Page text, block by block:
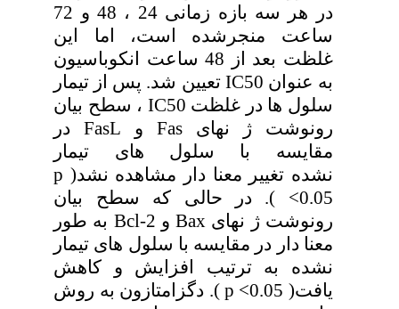
در هر سه بازه زمانی 24 ، 48 و 72
ساعت منجرشده است، اما این
غلظت بعد از 48 ساعت انکوباسیون
به عنوان IC50 تعیین شد. پس از تیمار
سلول ها در غلظت IC50 ، سطح بیان
رونوشت ژ نهای Fas و FasL در
مقایسه با سلول های تیمار
نشده تغییر معنا دار مشاهده نشد( p
<0.05 ). در حالی که سطح بیان
رونوشت ژ نهای Bax و Bcl-2 به طور
معنا دار در مقایسه با سلول های تیمار
نشده به ترتیب افزایش و کاهش
یافت( p <0.05 ). دگزامتازون به روش